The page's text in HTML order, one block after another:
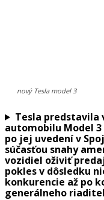
nový Tesla model 3
Tesla predstavila
automobilu Model
po jej uvedení v
súčasťou snahy
vozidiel oživiť
pokles v dôsledku
konkurencie až po
generálneho